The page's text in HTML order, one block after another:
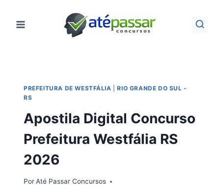
para
PREFEITURA DE WESTFÁLIA |RIO GRANDE DO SUL -
RS
Apostila Digital Concurso
Prefeitura Westfália RS
2026
PorAté Passar Concursos